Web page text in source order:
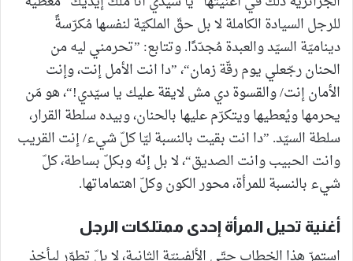
للرجل السيادة الكاملة لا بل حقّ الملكيّة لنفسها مُكرّسةً
ديناميّة السيّد والعبدة مُجدّدًا. وتتابع: ”تحرمني ليه من
الحنان رجّعلي يوم رقّة زمان“، ”دا انت الأمل إنت، وإنت
الأمان إنت/ والقسوة دي مش لايقة عليك يا سيّدي!“، هو مَن
يحرمها ويُعطيها ويتكرّم عليها بالحنان، وبيده سلطة القرار،
سلطة السيّد. ”دا انت بقيت بالنسبة ليّا كلّ شيء/ إنت القريب
وانت الحبيب وانت الصديق“، لا بل إنّه وبكلّ بساطة، كلّ
شيء بالنسبة للمرأة، محور الكون وكلّ اهتماماتها.
أغنية تحيل المرأة إحدى ممتلكات الرجل